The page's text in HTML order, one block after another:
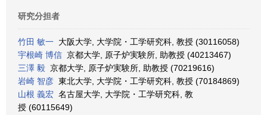
研究分担者
竹田 敏一 大阪大学, 大学院・工学研究科, 教授 (30116058)
宇根崎 博信 京都大学, 原子炉実験所, 助教授 (40213467)
三澤 毅 京都大学, 原子炉実験所, 助教授 (70219616)
岩崎 智彦 東北大学, 大学院・工学研究科, 教授 (70184869)
山根 義宏 名古屋大学, 大学院・工学研究科, 教
授 (60115649)